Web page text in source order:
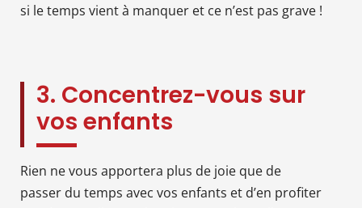
si le temps vient à manquer et ce n’est pas grave !
3. Concentrez-vous sur
vos enfants
Rien ne vous apportera plus de joie que de
passer du temps avec vos enfants et d’en profiter